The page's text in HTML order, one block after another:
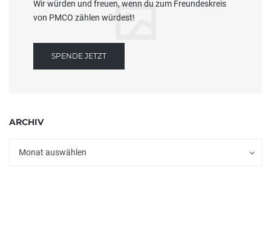
Wir würden und freuen, wenn du zum Freundeskreis
von PMCO zählen würdest!
SPENDE JETZT
ARCHIV
Monat auswählen